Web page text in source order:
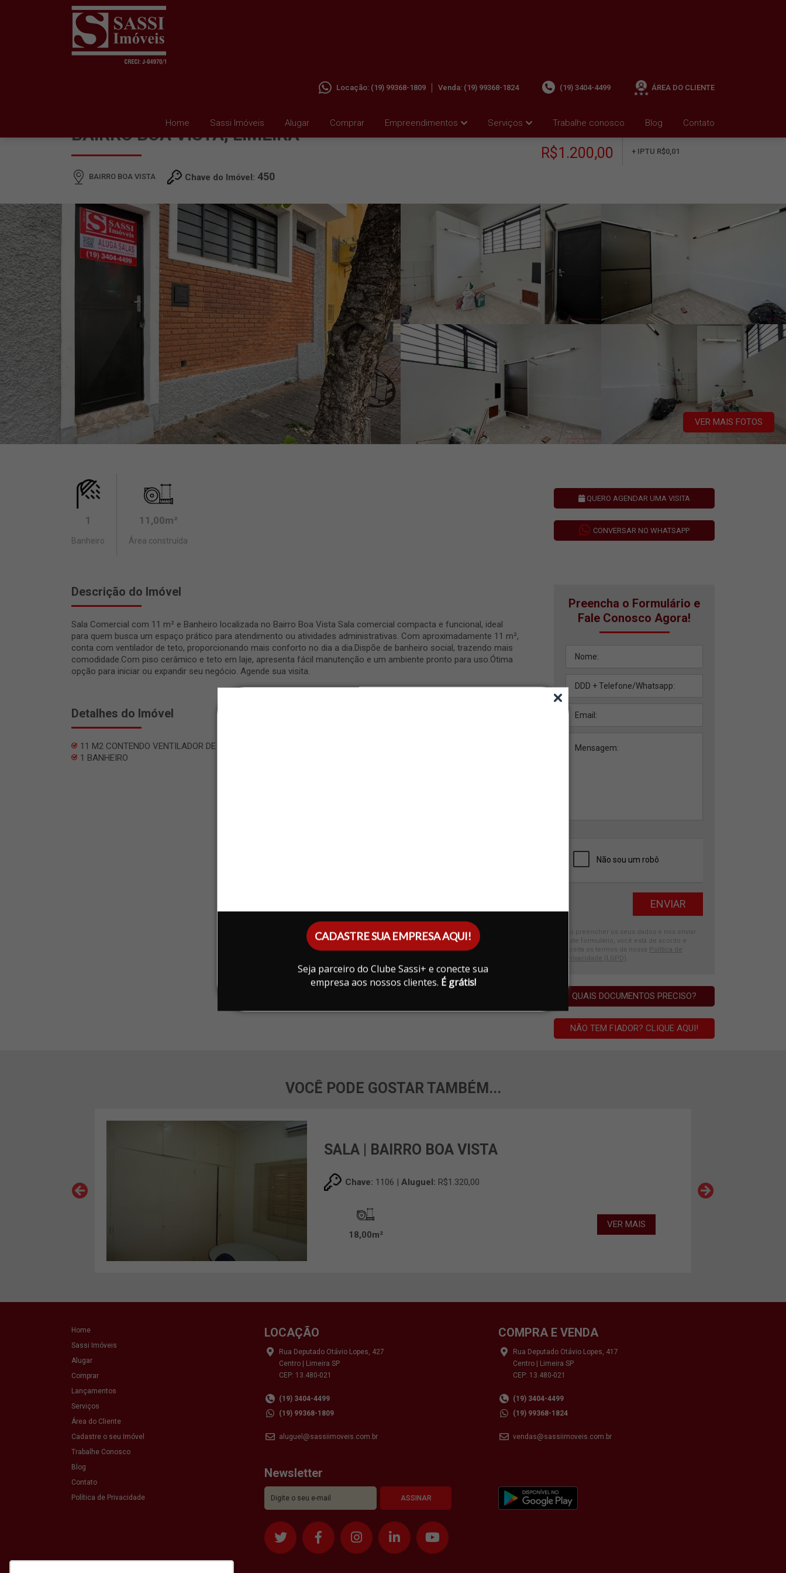
CADASTRE SUA EMPRESA AQUI!
Seja parceiro do Clube Sassi+ e conecte sua
empresa aos nossos clientes. É grátis!
Home Sassi Imóveis Alugar Comprar Empreendimentos Serviços Trabalhe conosco Blog Contato
Locação: (19) 99368-1809 Venda: (19) 99368-1824 (19) 3404-4499 ÁREA DO CLIENTE
BAIRRO BOA VISTA, LIMEIRA
BAIRRO BOA VISTA Chave do Imóvel: 450
R$1.200,00
+ IPTU R$0,01
VER MAIS FOTOS
1
Banheiro
11,00m²
Área construída
QUERO AGENDAR UMA VISITA
CONVERSAR NO WHATSAPP
Descrição do Imóvel
Sala Comercial com 11 m² e Banheiro localizada no Bairro Boa Vista Sala comercial compacta e funcional, ideal
para quem busca um espaço prático para atendimento ou atividades administrativas. Com aproximadamente 11 m²,
conta com ventilador de teto, proporcionando mais conforto no dia a dia.Dispõe de banheiro social, trazendo mais
comodidade.Com piso cerâmico e teto em laje, apresenta fácil manutenção e um ambiente pronto para uso.Ótima
opção para iniciar ou expandir seu negócio. Agende sua visita.
Detalhes do Imóvel
11 M2 CONTENDO VENTILADOR DE TETO
1 BANHEIRO
Preencha o Formulário e
Fale Conosco Agora!
Ao preencher os seus dados e nos enviar
este formulário, você está de acordo e
aceita os termos da nossa
Política de
Privacidade (LGPD)
QUAIS DOCUMENTOS PRECISO?
NÃO TEM FIADOR? CLIQUE AQUI!
VOCÊ PODE GOSTAR TAMBÉM...
SALA | BAIRRO BOA VISTA
Chave: 1106 |Aluguel: R$1.320,00
18,00m²
VER MAIS
Home
Sassi Imóveis
Alugar
Comprar
Lançamentos
Serviços
Área do Cliente
Cadastre o seu Imóvel
Trabalhe Conosco
Blog
Contato
Política de Privacidade
LOCAÇÃO
Rua Deputado Otávio Lopes, 427
Centro | Limeira SP
CEP: 13.480-021
(19) 3404-4499
(19) 99368-1809
aluguel@sassiimoveis.com.br
COMPRA E VENDA
Rua Deputado Otávio Lopes, 417
Centro | Limeira SP
CEP: 13.480-021
(19) 3404-4499
(19) 99368-1824
vendas@sassiimoveis.com.br
Newsletter